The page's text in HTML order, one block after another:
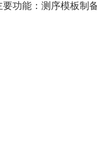
功能：测序模板制